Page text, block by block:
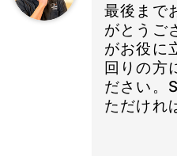
最後まで
がとうご
がお役に
回りの方
ださい。
ただけれ